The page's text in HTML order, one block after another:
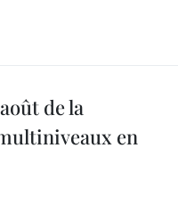
de la
en